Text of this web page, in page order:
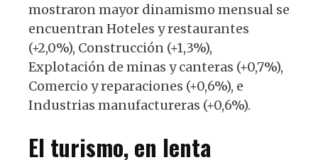
mostraron mayor dinamismo mensual se
encuentran Hoteles y restaurantes
(+2,0%), Construcción (+1,3%),
Explotación de minas y canteras (+0,7%),
Comercio y reparaciones (+0,6%), e
Industrias manufactureras (+0,6%).
El turismo, en lenta